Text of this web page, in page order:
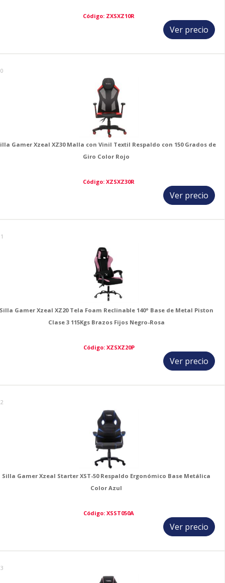
Código: ZXSXZ10R
Ver precio
Gamer Xzeal XZ30 Malla con Vinil Textil Respaldo con 150 Grados de
Giro Color Rojo
Código: XZSXZ30R
Ver precio
Gamer Xzeal XZ20 Tela Foam Reclinable 140° Base de Metal Piston
Clase 3 115Kgs Brazos Fijos Negro-Rosa
Código: XZSXZ20P
Ver precio
Silla Gamer Xzeal Starter XST-50 Respaldo Ergonómico Base Metálica
Color Azul
Código: XSST050A
Ver precio